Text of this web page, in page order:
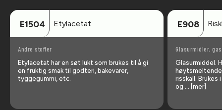
E1504 Etylacetat
Andre stoffer
Etylacetat har en søt lukt som brukes til å gi
en fruktig smak til godteri, bakevarer,
tyggegummi, etc.
E908
Glasurmidler,
Glasurmiddel.
risskall.
og … [mer]